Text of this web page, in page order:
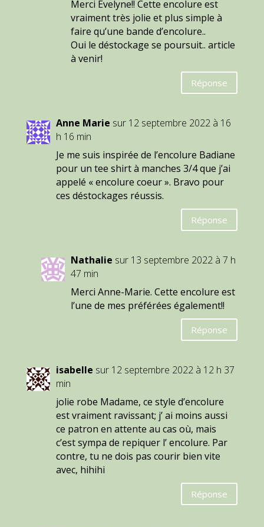
Merci Evelyne!! Cette encolure est
vraiment très jolie et plus simple à
faire qu’une bande d’encolure..
Oui le déstockage se poursuit.. article
à venir!
Réponse
Anne Marie sur 12 septembre 2022 à 16
h 16 min
Je me suis inspirée de l’encolure Badiane
pour un tee shirt à manches 3/4 que j’ai
appelé « encolure coeur ». Bravo pour
ces déstockages réussis.
Réponse
Nathalie sur 13 septembre 2022 à 7 h
47 min
Merci Anne-Marie. Cette encolure est
l’une de mes préférées également!!
Réponse
isabelle sur 12 septembre 2022 à 12 h 37
min
jolie robe Madame, ce style d’encolure
est vraiment ravissant; j’ ai moins aussi
ce patron en attente au cas où, mais
c’est sympa de repiquer l’ encolure. Par
contre, tu ne dois pas courir bien vite
avec, hihihi
Réponse